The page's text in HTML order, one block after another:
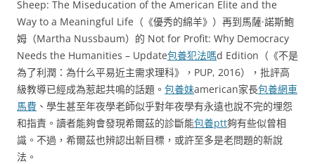
Sheep: The Miseducation of the American Elite and the
Way to a Meaningful Life（《優秀的綿羊》）再到馬薩·諾斯鮑
姆（Martha Nussbaum）的 Not for Profit: Why Democracy
Needs the Humanities – Update包養犯法嗎d Edition（《不是
為了利潤：為什么平易近主需求理科》，PUP, 2016），批評高
級教導已經成為惹起共鳴的話題。 包養妹american家長包養網車
馬費 、學生甚至年夜學老師似乎對年夜學有永遠也說不完的埋怨
和指責。讀者能夠會發現希爾茲的診斷能包養ptt夠有些似曾相
識。不過，希爾茲也辨認出新目標，或許至多是老問題的新說
法。